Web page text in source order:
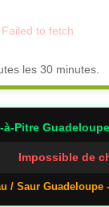
to fetch
les 30 minutes.
à-Pitre Guadeloupe
Impossible de
/ Saur Guadeloupe -